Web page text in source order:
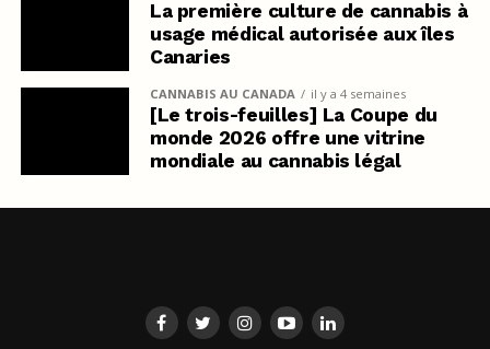
La première culture de cannabis à
usage médical autorisée aux îles
Canaries
CANNABIS AU CANADA il y a 4 semaines
[Le trois-feuilles] La Coupe du
monde 2026 offre une vitrine
mondiale au cannabis légal